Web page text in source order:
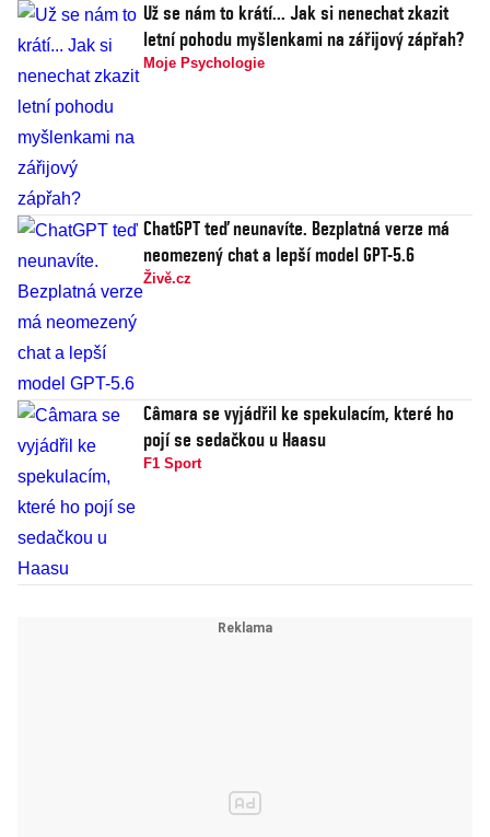
Už se nám to krátí... Jak si nenechat zkazit
letní pohodu myšlenkami na zářijový zápřah?
Moje Psychologie
ChatGPT teď neunavíte. Bezplatná verze má
neomezený chat a lepší model GPT-5.6
Živě.cz
Câmara se vyjádřil ke spekulacím, které ho
pojí se sedačkou u Haasu
F1 Sport